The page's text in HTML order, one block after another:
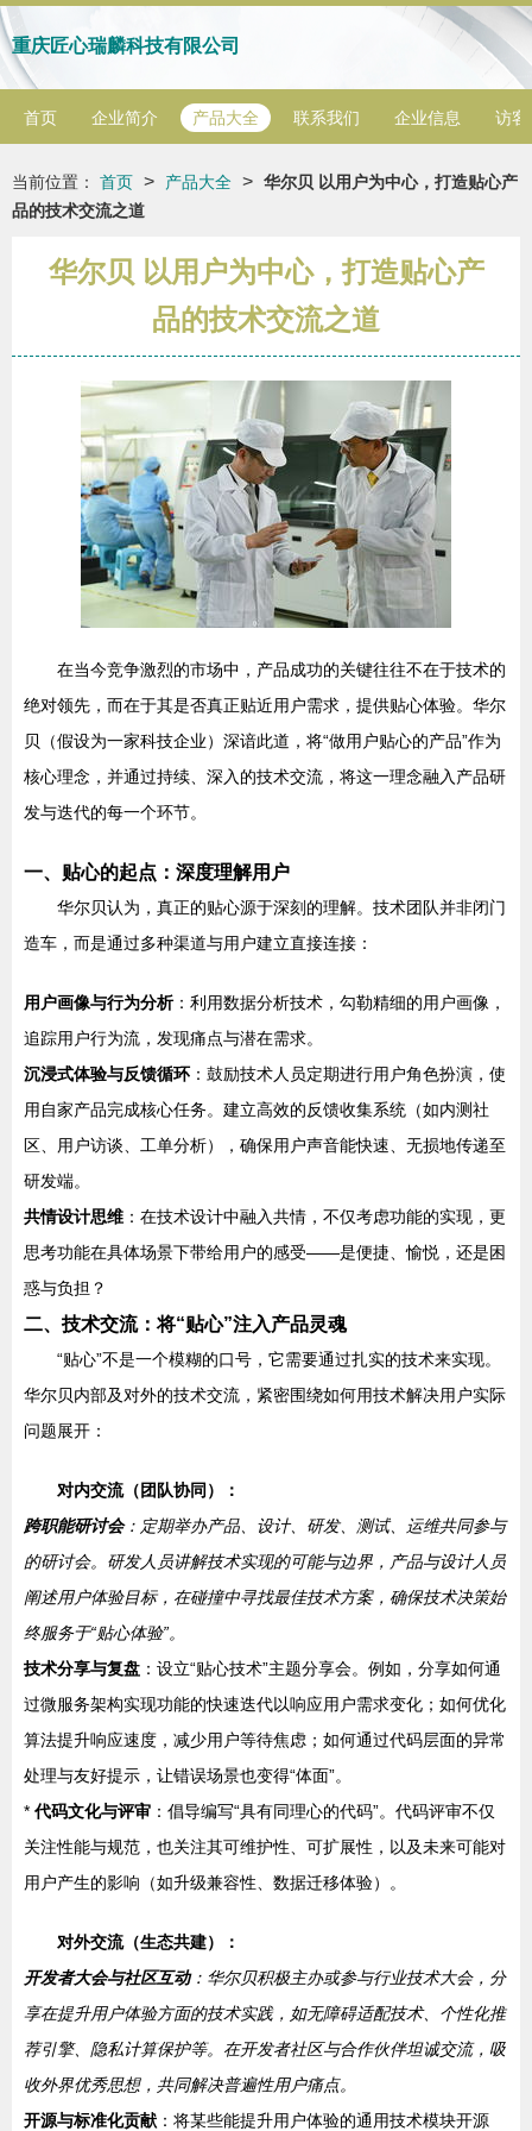
重庆匠心瑞麟科技有限公司
首页 企业简介 产品大全 联系我们 企业信息 访客
当前位置： 首页 > 产品大全 > 华尔贝 以用户为中心，打造贴心产
品的技术交流之道
华尔贝 以用户为中心，打造贴心产
品的技术交流之道
在当今竞争激烈的市场中，产品成功的关键往往不在于技术的
绝对领先，而在于其是否真正贴近用户需求，提供贴心体验。华尔
贝（假设为一家科技企业）深谙此道，将“做用户贴心的产品”作为
核心理念，并通过持续、深入的技术交流，将这一理念融入产品研
发与迭代的每一个环节。
一、贴心的起点：深度理解用户
华尔贝认为，真正的贴心源于深刻的理解。技术团队并非闭门
造车，而是通过多种渠道与用户建立直接连接：
用户画像与行为分析：利用数据分析技术，勾勒精细的用户画像，
追踪用户行为流，发现痛点与潜在需求。
沉浸式体验与反馈循环：鼓励技术人员定期进行用户角色扮演，使
用自家产品完成核心任务。建立高效的反馈收集系统（如内测社
区、用户访谈、工单分析），确保用户声音能快速、无损地传递至
研发端。
共情设计思维 ：在技术设计中融入共情，不仅考虑功能的实现，更
思考功能在具体场景下带给用户的感受——是便捷、愉悦，还是困
惑与负担？
二、技术交流：将“贴心”注入产品灵魂
“贴心”不是一个模糊的口号，它需要通过扎实的技术来实现。
华尔贝内部及对外的技术交流，紧密围绕如何用技术解决用户实际
问题展开：
对内交流（团队协同）：
跨职能研讨会：定期举办产品、设计、研发、测试、运维共同参与
的研讨会。研发人员讲解技术实现的可能与边界，产品与设计人员
阐述用户体验目标，在碰撞中寻找最佳技术方案，确保技术决策始
终服务于“贴心体验”。
技术分享与复盘 ：设立“贴心技术”主题分享会。例如，分享如何通
过微服务架构实现功能的快速迭代以响应用户需求变化；如何优化
算法提升响应速度，减少用户等待焦虑；如何通过代码层面的异常
处理与友好提示，让错误场景也变得“体面”。
* 代码文化与评审 ：倡导编写“具有同理心的代码”。代码评审不仅
关注性能与规范，也关注其可维护性、可扩展性，以及未来可能对
用户产生的影响（如升级兼容性、数据迁移体验）。
对外交流（生态共建）：
开发者大会与社区互动：华尔贝积极主办或参与行业技术大会，分
享在提升用户体验方面的技术实践，如无障碍适配技术、个性化推
荐引擎、隐私计算保护等。在开发者社区与合作伙伴坦诚交流，吸
收外界优秀思想，共同解决普遍性用户痛点。
开源与标准化贡献 ：将某些能提升用户体验的通用技术模块开源